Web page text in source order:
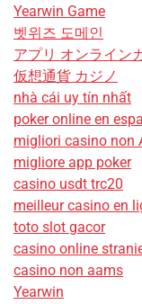
Yearwin Game
벳위즈 도메인
アプリ オンライン
仮想通貨 カジノ
nhà cái uy tín nhất
poker online en
migliori casino non
migliore app poker
casino usdt trc20
meilleur casino en
toto slot gacor
casino online
casino non aams
Yearwin